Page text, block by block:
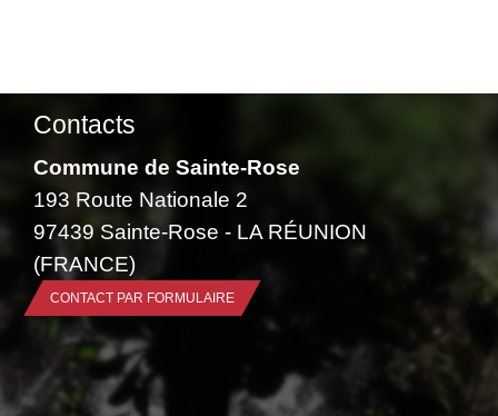
Contacts
Commune de Sainte-Rose
193 Route Nationale 2
97439 Sainte-Rose - LA RÉUNION
(FRANCE)
CONTACT PAR FORMULAIRE